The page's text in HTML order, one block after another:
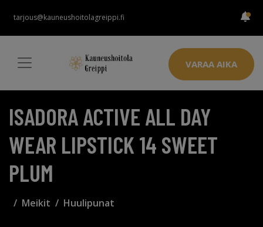
tarjous@kauneushoitolagreippi.fi
VARAA AIKA
ISADORA ACTIVE ALL DAY
WEAR LIPSTICK 14 SWEET
PLUM
Meikit Huulipunat